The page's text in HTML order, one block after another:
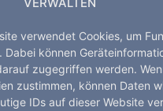
verwendet Cookies, um
Dabei können
zugegriffen werden.
zustimmen, können Daten
IDs auf dieser Website